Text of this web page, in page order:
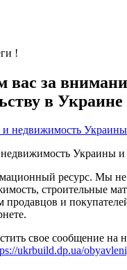
!
вас за
в
недвижимость Украины
ресурс. Мы
строительные
продавцов и
свое сообщение на
ukrbuild.dp.ua/